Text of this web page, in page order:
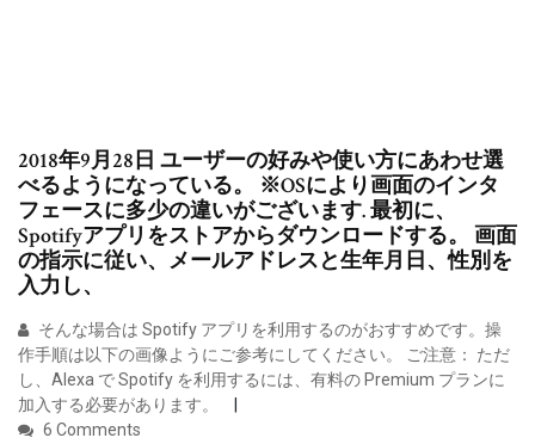
2018年9月28日 ユーザーの好みや使い方にあわせ選
べるようになっている。 ※OSにより画面のインタ
フェースに多少の違いがございます. 最初に、
Spotifyアプリをストアからダウンロードする。 画面
の指示に従い、メールアドレスと生年月日、性別を
入力し、
そんな場合は Spotify アプリを利用するのがおすすめです。操
作手順は以下の画像ようにご参考にしてください。 ご注意： ただ
し、Alexa で Spotify を利用するには、有料の Premium プランに
加入する必要があります。
6 Comments